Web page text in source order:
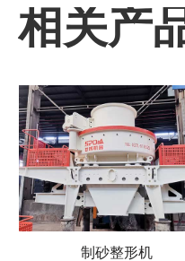
相关产
制砂整形机